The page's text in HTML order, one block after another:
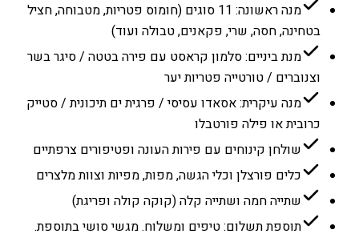
מנה ראשונה: 11 סוגים (חומוס פטריות, מטבוחה, חציל
בטחינה, חסה, שרי, פקאנים, טבולה ועוד)
מנת ביניים: סלמון קראסט עם פירה בטטה / סיגר בשר
וצנוברים / טורטייה פטריות יער
מנה עיקרית: אסאדו עסיסי / פרגית ים תיכונית / סטייק
כרובית או פילה פורטבלו
שולחן קינוחים עם פירות העונה ופטיפורים צרפתיים
כלים פורצלן וכלי הגשה, מפות, מפיות וצוות מלצרים
שתייה חמה ושתייה קלה (קוקה קולה ופריגת)
תוספת תשלום: טיפים ומשלוח. מגשי סושי בתוספת.